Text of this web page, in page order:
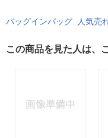
バッグインバッグ 人気売
この商品を見た人は、